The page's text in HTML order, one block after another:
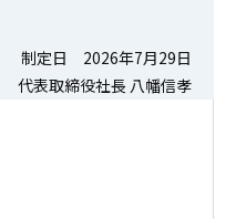
制定日 2026年7月29日
代表取締役社長 八幡信孝